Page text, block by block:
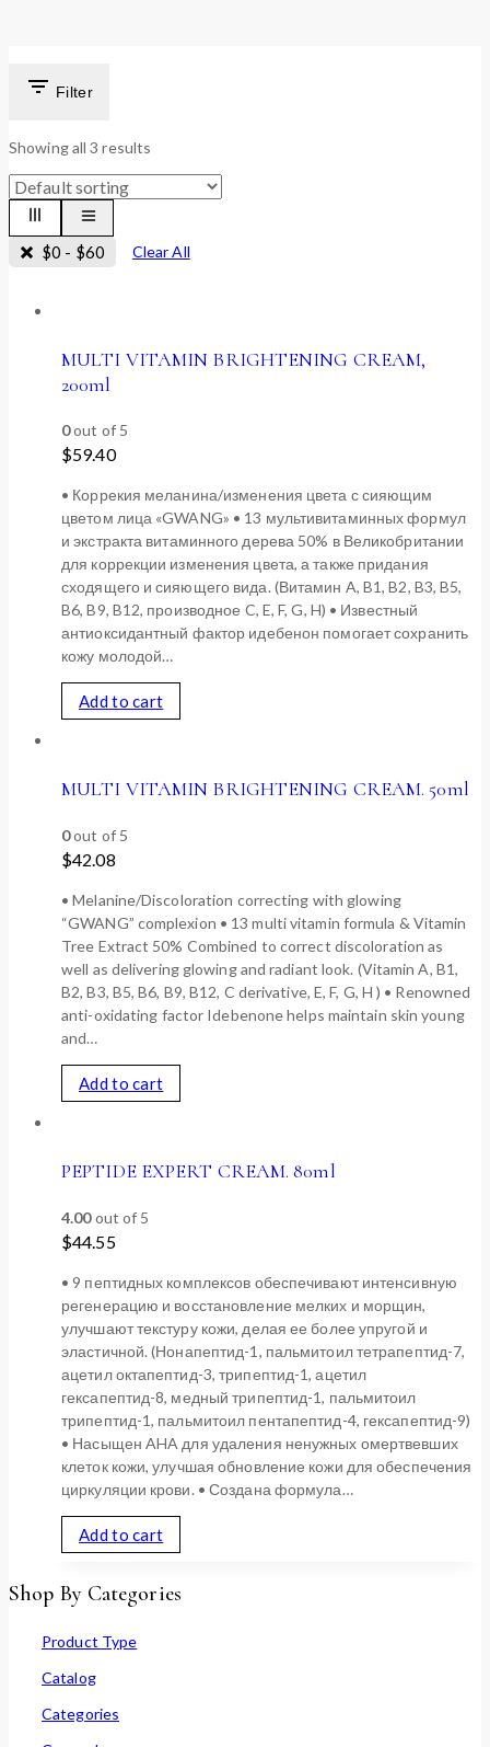
Filter
Showing all3 results
$0 - $60 Clear All
MULTI VITAMIN BRIGHTENING CREAM,
200ml
0out of 5
$59.40
• Коррекия меланина/изменения цвета с сияющим
цветом лица «GWANG» • 13 мультивитаминных формул
и экстракта витаминного дерева 50% в Великобритании
для коррекции изменения цвета, а также придания
сходящего и сияющего вида. (Витамин A, B1, B2, B3, B5,
B6, B9, B12, производное C, E, F, G, H) • Известный
антиоксидантный фактор идебенон помогает сохранить
кожу молодой…
Add to cart
MULTI VITAMIN BRIGHTENING CREAM. 50ml
0out of 5
$42.08
• Melanine/Discoloration correcting with glowing
“GWANG” complexion • 13 multi vitamin formula & Vitamin
Tree Extract 50% Combined to correct discoloration as
well as delivering glowing and radiant look. (Vitamin A, B1,
B2, B3, B5, B6, B9, B12, C derivative, E, F, G, H ) • Renowned
anti-oxidating factor Idebenone helps maintain skin young
and…
Add to cart
PEPTIDE EXPERT CREAM. 80ml
4.00out of 5
$44.55
• 9 пептидных комплексов обеспечивают интенсивную
регенерацию и восстановление мелких и морщин,
улучшают текстуру кожи, делая ее более упругой и
эластичной. (Нонапептид-1, пальмитоил тетрапептид-7,
ацетил октапептид-3, трипептид-1, ацетил
гексапептид-8, медный трипептид-1, пальмитоил
трипептид-1, пальмитоил пентапептид-4, гексапептид-9)
• Насыщен AHA для удаления ненужных омертвевших
клеток кожи, улучшая обновление кожи для обеспечения
циркуляции крови. • Создана формула…
Add to cart
Shop By Categories
Product Type
Catalog
Categories